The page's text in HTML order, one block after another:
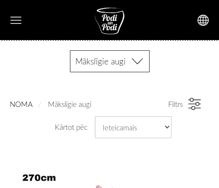
Mākslīgie augi
NOMA Mākslīgie augi Filtrs
Kārtot pēc